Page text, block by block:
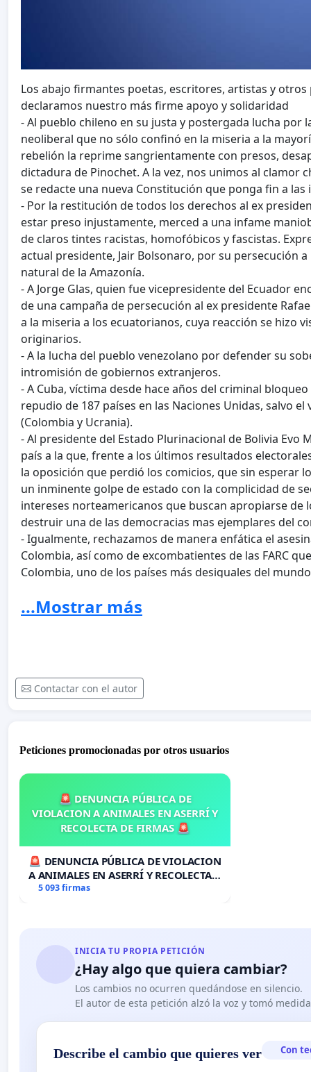
Los abajo firmantes poetas, escritores, artistas y
declaramos nuestro más firme apoyo y solidaridad
- Al pueblo chileno en su justa y postergada lucha por
neoliberal que no sólo confinó en la miseria a la
rebelión la reprime sangrientamente con presos,
dictadura de Pinochet. A la vez, nos unimos al clamor
se redacte una nueva Constitución que ponga fin a
- Por la restitución de todos los derechos al ex
estar preso injustamente, merced a una infame
de claros tintes racistas, homofóbicos y fascistas.
actual presidente, Jair Bolsonaro, por su persecución
natural de la Amazonía.
- A Jorge Glas, quien fue vicepresidente del Ecuador
de una campaña de persecución al ex presidente
a la miseria a los ecuatorianos, cuya reacción se hizo
originarios.
- A la lucha del pueblo venezolano por defender su
intromisión de gobiernos extranjeros.
- A Cuba, víctima desde hace años del criminal
repudio de 187 países en las Naciones Unidas, salvo
(Colombia y Ucrania).
- Al presidente del Estado Plurinacional de Bolivia
país a la que, frente a los últimos resultados
la oposición que perdió los comicios, que sin esperar
un inminente golpe de estado con la complicidad de
intereses norteamericanos que buscan apropiarse
destruir una de las democracias mas ejemplares del
- Igualmente, rechazamos de manera enfática el
Colombia, así como de excombatientes de las FARC
Colombia, uno de los países más desiguales del
merece entrar definitivamente en el camino de la paz
FIRMAN:
Gabriel Jaime Franco (Poeta. Colombia).
Roberto Arizmendi (Poeta. México).
Ricardo Moyano (Músico. Argentina) Vicente Muleiro
Michel Sigler (Diseñador Multimedia. México).
Marta Cwielong (Poeta. Argentina).
Jennifer Ruiz (Artista plástica. México).
Fernando León (Fotógrafo. México).
Marión Berguenfeld (Poeta. Argentina).
Gabriela Franco (Poeta. Argentina).
Eduardo Mileo (Poeta. Argentina).
Silvia Castro (Poeta. Argentina).
Yamil Dora (Poeta. Argentina).
Juano Villafañe (Poeta. Argentina).
Enrique Hernández D’Jesús (Poeta y fotógrafo.
...Mostrar más
Contactar con el autor
Peticiones promocionadas por otros usuarios
🚨 DENUNCIA PÚBLICA DE
VIOLACION A ANIMALES EN ASERRÍ Y
RECOLECTA DE FIRMAS 🚨
🚨 DENUNCIA PÚBLICA DE VIOLACION
A ANIMALES EN ASERRÍ Y RECOLECTA
DE FIRMAS 🚨
5 093 firmas
INICIA TU PROPIA PETICIÓN
¿Hay algo que quiera cambiar?
Los cambios no ocurren quedándose en silencio.
El autor de esta petición alzó la voz y tomó
Describe el cambio que quieres ver Con